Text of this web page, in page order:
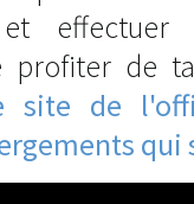
effectuer
de
site de
qui